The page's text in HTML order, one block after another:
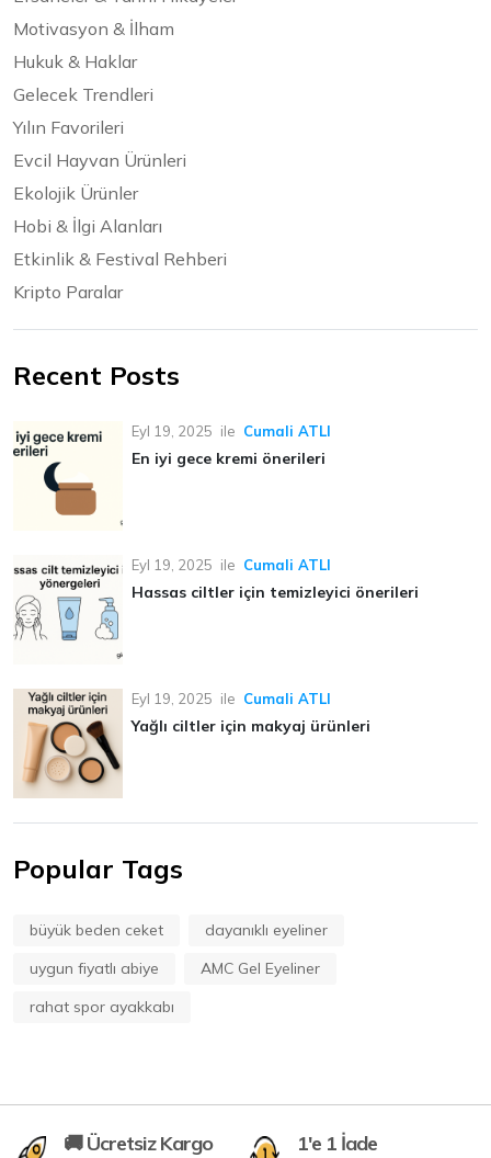
Motivasyon & İlham
Hukuk & Haklar
Gelecek Trendleri
Yılın Favorileri
Evcil Hayvan Ürünleri
Ekolojik Ürünler
Hobi & İlgi Alanları
Etkinlik & Festival Rehberi
Kripto Paralar
Recent Posts
Eyl 19, 2025 ile Cumali ATLI
En iyi gece kremi önerileri
Eyl 19, 2025 ile Cumali ATLI
Hassas ciltler için temizleyici önerileri
Eyl 19, 2025 ile Cumali ATLI
Yağlı ciltler için makyaj ürünleri
Popular Tags
büyük beden ceket
dayanıklı eyeliner
uygun fiyatlı abiye
AMC Gel Eyeliner
rahat spor ayakkabı
🚚 Ücretsiz Kargo 1'e 1 İade